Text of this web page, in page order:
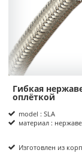
Product
Гибкая
оплёткой
model : SLA
материал :
Изготовлен из